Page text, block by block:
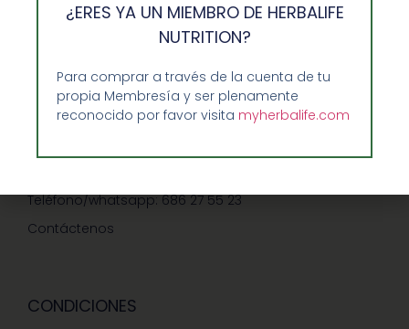
Ventajas de Comprar en Enformaherbal.com
GUIA RAPIDA Y AYUDA
Teléfono/whatsapp: 686 27 55 23
Contáctenos
CONDICIONES
¿ERES YA UN MIEMBRO DE HERBALIFE
NUTRITION?
Para comprar a través de la cuenta de tu
propia Membresía y ser plenamente
reconocido por favor visita myherbalife.com